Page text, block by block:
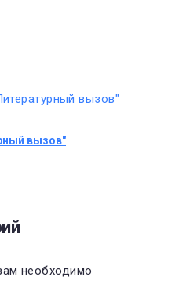
вызов"
необходимо